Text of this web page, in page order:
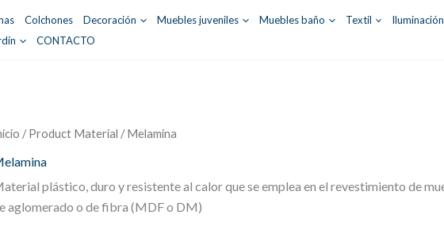
Colchones Decoración Muebles juveniles Muebles baño Textil Iluminación
CONTACTO
/ Product Material / Melamina
plástico, duro y resistente al calor que se emplea en el revestimiento de
aglomerado o de fibra (MDF o DM)